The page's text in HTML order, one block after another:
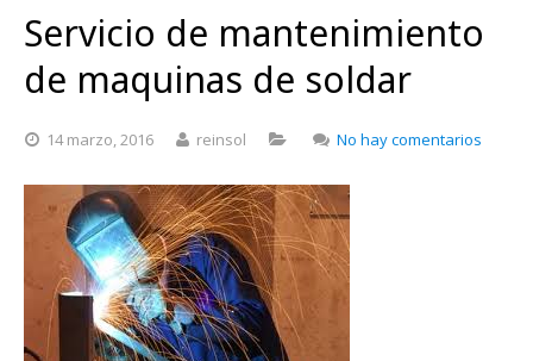
Servicio de mantenimiento
de maquinas de soldar
14 marzo, 2016 reinsol No hay comentarios